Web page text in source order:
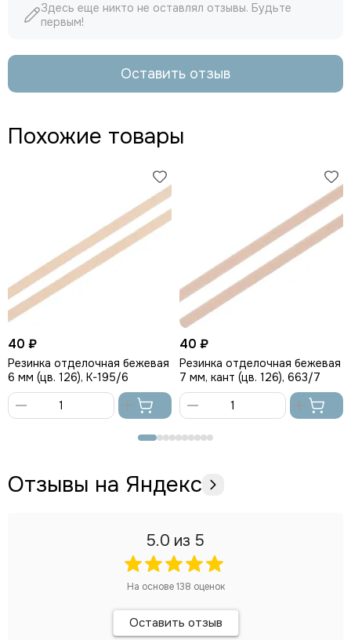
Здесь еще никто не оставлял отзывы. Будьте
первым!
Оставить отзыв
Похожие товары
40 ₽
Резинка отделочная бежевая
6 мм (цв. 126), K-195/6
корзину
40 ₽
Резинка отделочная бежевая
7 мм, кант (цв. 126), 663/7
Отзывы на Яндекс
5.0 из 5
На основе138 оценок
Оставить отзыв